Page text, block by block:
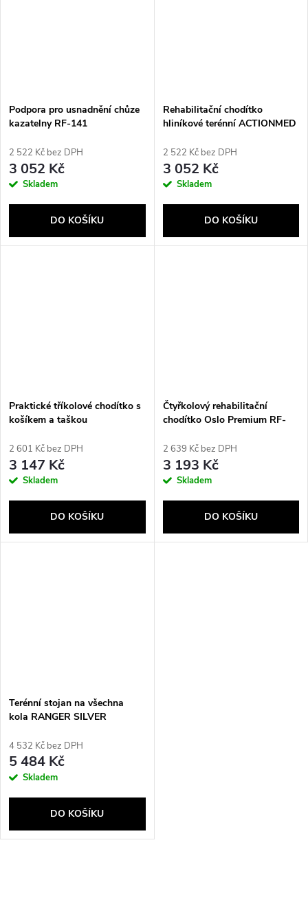
Podpora pro usnadnění chůze
kazatelny RF-141
2 522 Kč bez DPH
3 052 Kč
Skladem
DO KOŠÍKU
Rehabilitační chodítko
hliníkové terénní ACTIONMED
2 522 Kč bez DPH
3 052 Kč
Skladem
DO KOŠÍKU
Praktické tříkolové chodítko s
košíkem a taškou
2 601 Kč bez DPH
3 147 Kč
Skladem
DO KOŠÍKU
Čtyřkolový rehabilitační
chodítko Oslo Premium RF-
2 639 Kč bez DPH
3 193 Kč
Skladem
DO KOŠÍKU
Terénní stojan na všechna
kola RANGER SILVER
4 532 Kč bez DPH
5 484 Kč
Skladem
DO KOŠÍKU
Send